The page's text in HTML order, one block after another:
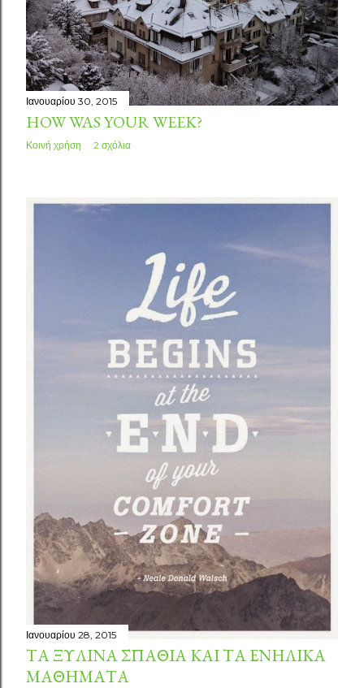
σ
ε
ι
ς
Ιανουαρίου 30, 2015
HOW WAS YOUR WEEK?
Κοινή χρήση 2 σχόλια
Ιανουαρίου 28, 2015
ΤΑ ΞΎΛΙΝΑ ΣΠΑΘΙΆ ΚΑΙ ΤΑ ΕΝΉΛΙΚΑ
ΜΑΘΉΜΑΤΑ